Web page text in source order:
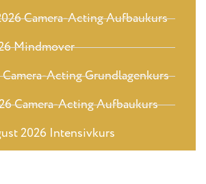
Camera-Acting Aufbaukurs
Mindmover
Acting Grundlagenkurs
Camera-Acting Aufbaukurs
2026 Intensivkurs